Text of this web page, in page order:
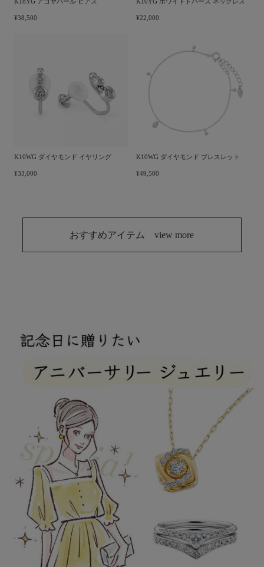
K18YG アコヤパール ピアス
¥38,500
K10YG ホワイトトパーズ ネックレス
¥22,000
K10WG ダイヤモンド イヤリング
¥33,000
K10WG ダイヤモンド ブレスレット
¥49,500
おすすめアイテム view more